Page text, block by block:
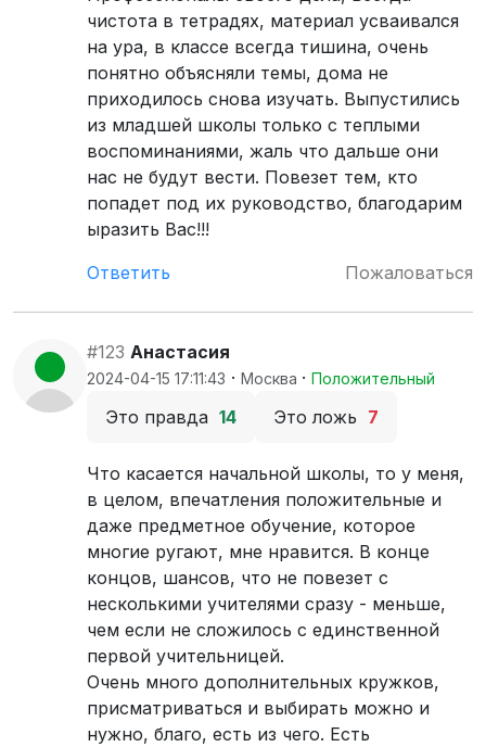
чистота в тетрадях, материал усваивался
на ура, в классе всегда тишина, очень
понятно объясняли темы, дома не
приходилось снова изучать. Выпустились
из младшей школы только с теплыми
воспоминаниями, жаль что дальше они
нас не будут вести. Повезет тем, кто
попадет под их руководство, благодарим
ыразить Вас!!!
Ответить
Пожаловаться
#123 Анастасия
2024-04-15 17:11:43 · Москва · Положительный
Это правда 14 Это ложь 7
Что касается начальной школы, то у меня,
в целом, впечатления положительные и
даже предметное обучение, которое
многие ругают, мне нравится. В конце
концов, шансов, что не повезет с
несколькими учителями сразу - меньше,
чем если не сложилось с единственной
первой учительницей.
Очень много дополнительных кружков,
присматриваться и выбирать можно и
нужно, благо, есть из чего. Есть